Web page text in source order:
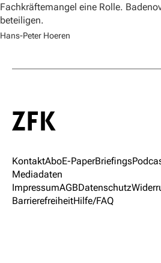
Fachkräftemangel eine Rolle.
beteiligen.
Hans-Peter Hoeren
KontaktAboE-PaperBriefings
Mediadaten
ImpressumAGBDatenschutz
BarrierefreiheitHilfe/FAQ